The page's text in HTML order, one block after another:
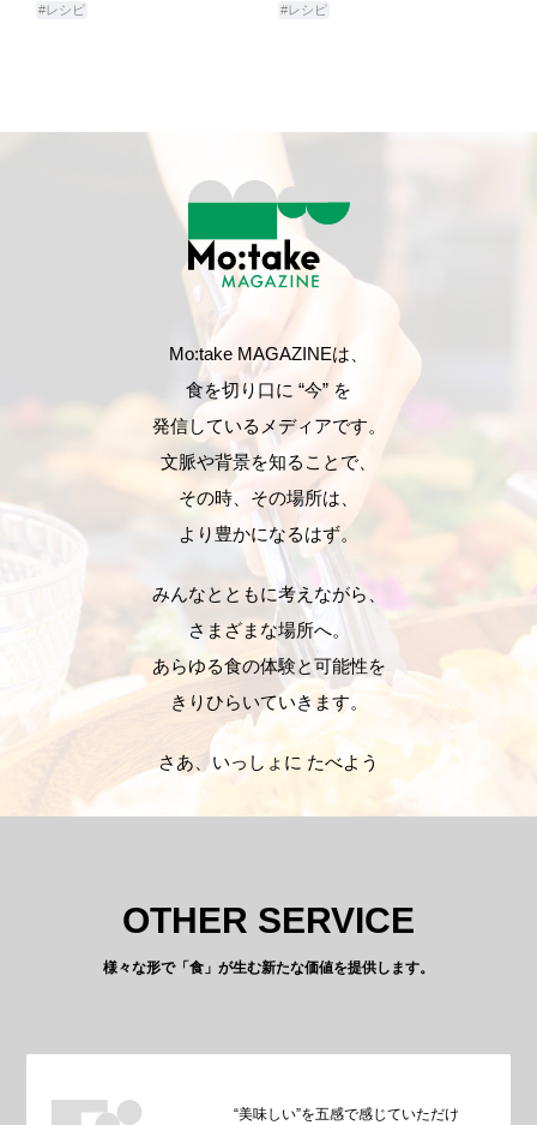
#レシピ
#レシピ
Mo:take MAGAZINEは、
食を切り口に “今” を
発信しているメディアです。
文脈や背景を知ることで、
その時、その場所は、
より豊かになるはず。
みんなとともに考えながら、
さまざまな場所へ。
あらゆる食の体験と可能性を
きりひらいていきます。
さあ、いっしょに たべよう
OTHER SERVICE
様々な形で「食」が生む新たな価値を提供します。
“美味しい”を五感で感じていただけ